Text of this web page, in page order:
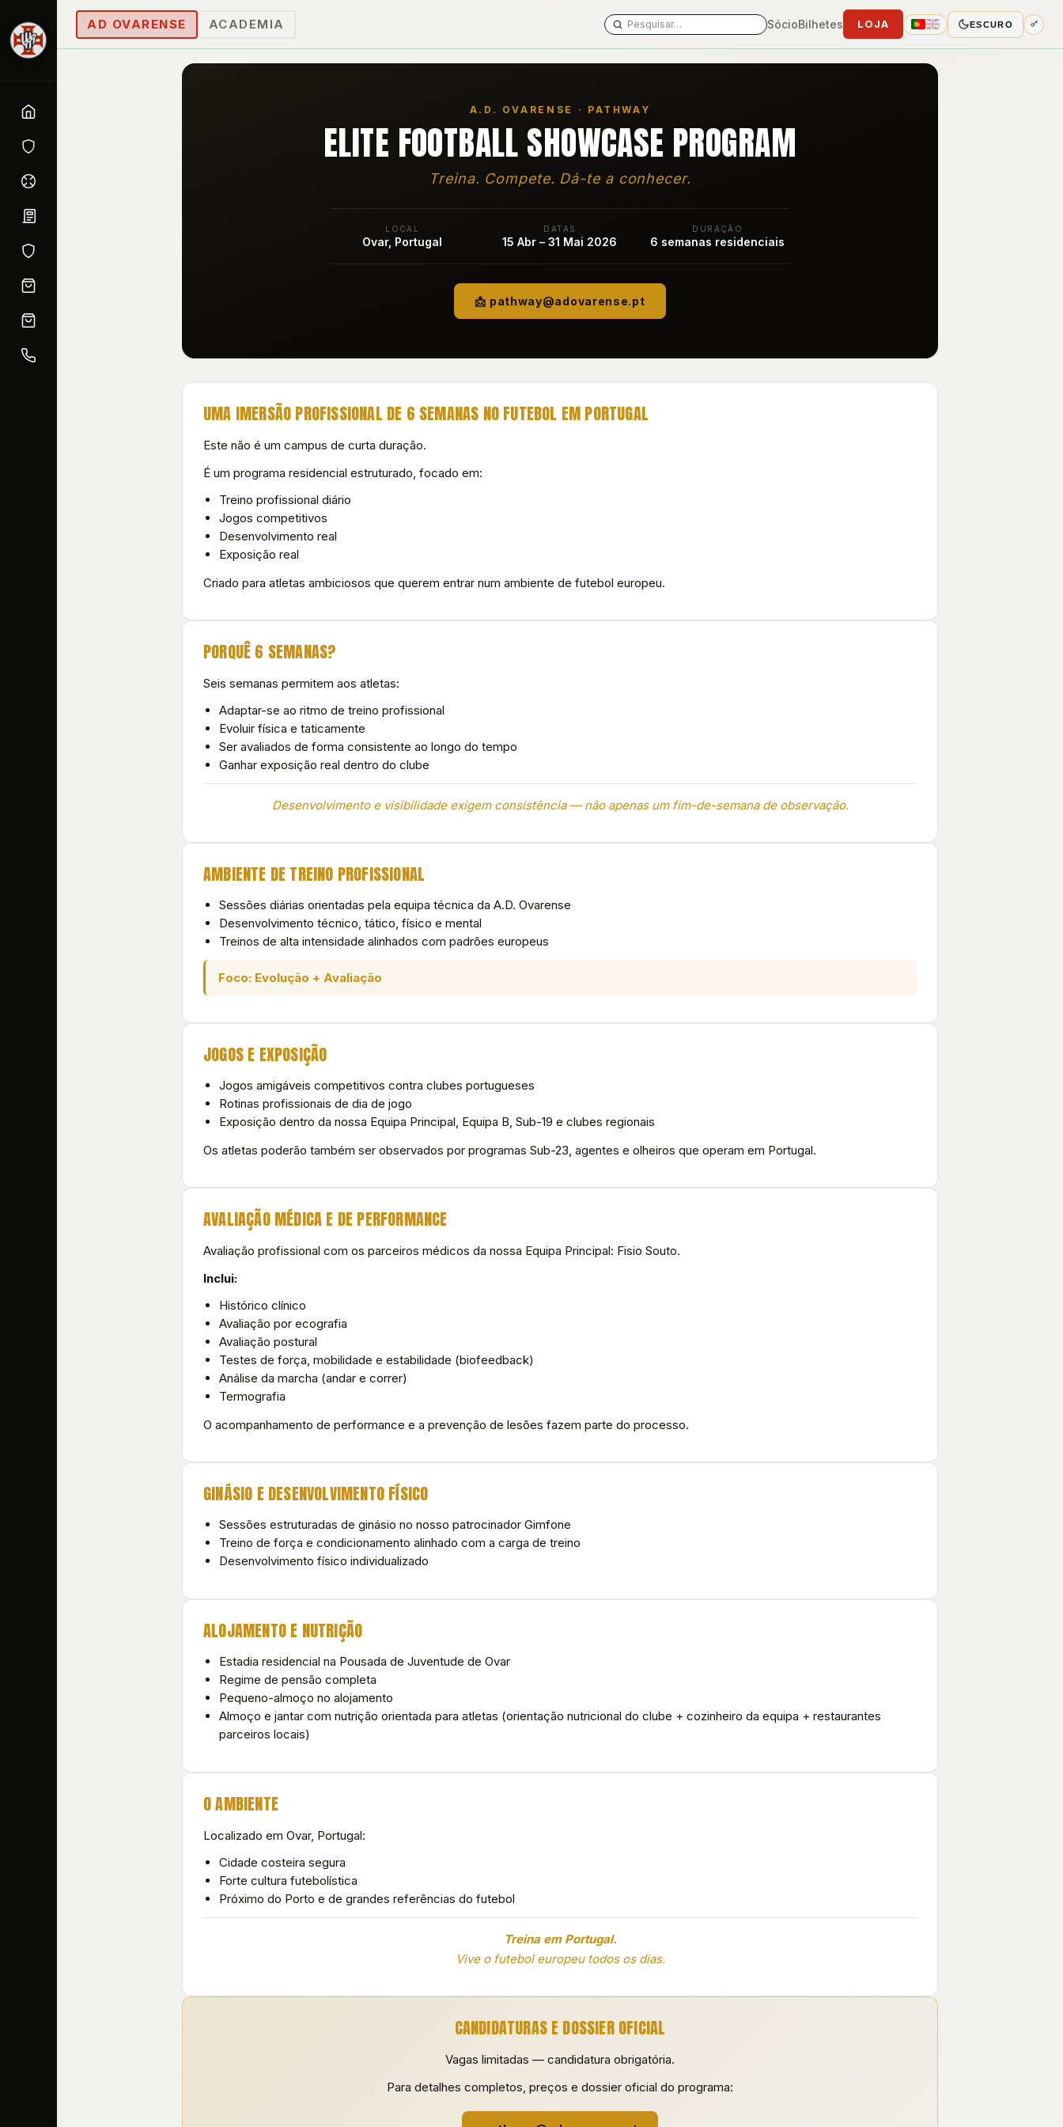
AD OVARENSE ACADEMIA SócioBilhetes LOJA ESCURO
A.D. OVARENSE · PATHWAY
ELITE FOOTBALL SHOWCASE PROGRAM
Treina. Compete. Dá-te a conhecer.
LOCAL
Ovar, Portugal
DATAS
15 Abr – 31 Mai 2026
DURAÇÃO
6 semanas residenciais
📩 pathway@adovarense.pt
UMA IMERSÃO PROFISSIONAL DE 6 SEMANAS NO FUTEBOL EM PORTUGAL
Este não é um campus de curta duração.
É um programa residencial estruturado, focado em:
Treino profissional diário
Jogos competitivos
Desenvolvimento real
Exposição real
Criado para atletas ambiciosos que querem entrar num ambiente de futebol europeu.
PORQUÊ 6 SEMANAS?
Seis semanas permitem aos atletas:
Adaptar-se ao ritmo de treino profissional
Evoluir física e taticamente
Ser avaliados de forma consistente ao longo do tempo
Ganhar exposição real dentro do clube
Desenvolvimento e visibilidade exigem consistência — não apenas um fim-de-semana de observação.
AMBIENTE DE TREINO PROFISSIONAL
Sessões diárias orientadas pela equipa técnica da A.D. Ovarense
Desenvolvimento técnico, tático, físico e mental
Treinos de alta intensidade alinhados com padrões europeus
Foco: Evolução + Avaliação
JOGOS E EXPOSIÇÃO
Jogos amigáveis competitivos contra clubes portugueses
Rotinas profissionais de dia de jogo
Exposição dentro da nossa Equipa Principal, Equipa B, Sub-19 e clubes regionais
Os atletas poderão também ser observados por programas Sub-23, agentes e olheiros que operam em Portugal.
AVALIAÇÃO MÉDICA E DE PERFORMANCE
Avaliação profissional com os parceiros médicos da nossa Equipa Principal: Fisio Souto.
Inclui:
Histórico clínico
Avaliação por ecografia
Avaliação postural
Testes de força, mobilidade e estabilidade (biofeedback)
Análise da marcha (andar e correr)
Termografia
O acompanhamento de performance e a prevenção de lesões fazem parte do processo.
GINÁSIO E DESENVOLVIMENTO FÍSICO
Sessões estruturadas de ginásio no nosso patrocinador Gimfone
Treino de força e condicionamento alinhado com a carga de treino
Desenvolvimento físico individualizado
ALOJAMENTO E NUTRIÇÃO
Estadia residencial na Pousada de Juventude de Ovar
Regime de pensão completa
Pequeno-almoço no alojamento
Almoço e jantar com nutrição orientada para atletas (orientação nutricional do clube + cozinheiro da equipa + restaurantes
parceiros locais)
O AMBIENTE
Localizado em Ovar, Portugal:
Cidade costeira segura
Forte cultura futebolística
Próximo do Porto e de grandes referências do futebol
Treina em Portugal.
Vive o futebol europeu todos os dias.
CANDIDATURAS E DOSSIER OFICIAL
Vagas limitadas — candidatura obrigatória.
Para detalhes completos, preços e dossier oficial do programa: